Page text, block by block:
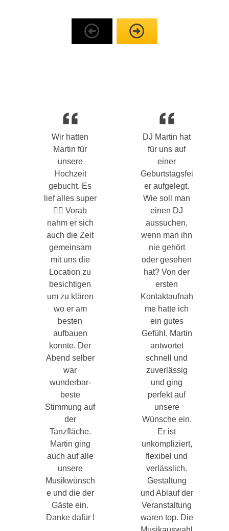
Wir hatten
Martin für
unsere
Hochzeit
gebucht. Es
lief alles super
👍🏻 Vorab
nahm er sich
auch die Zeit
gemeinsam
mit uns die
Location zu
besichtigen
um zu klären
wo er am
besten
aufbauen
konnte. Der
Abend selber
war
wunderbar-
beste
Stimmung auf
der
Tanzfläche.
Martin ging
auch auf alle
unsere
Musikwünsch
e und die der
Gäste ein.
Danke dafür !
DJ Martin hat
für uns auf
einer
Geburtstagsfei
er aufgelegt.
Wie soll man
einen DJ
aussuchen,
wenn man ihn
nie gehört
oder gesehen
hat? Von der
ersten
Kontaktaufnah
me hatte ich
ein gutes
Gefühl. Martin
antwortet
schnell und
zuverlässig
und ging
perfekt auf
unsere
Wünsche ein.
Er ist
unkompliziert,
flexibel und
verlässlich.
Gestaltung
und Ablauf der
Veranstaltung
waren top. Die